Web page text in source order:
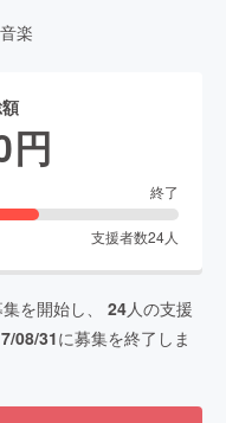
音楽
円
終了
支援者数24人
を開始し、 24人の支援
08/31に募集を終了しま